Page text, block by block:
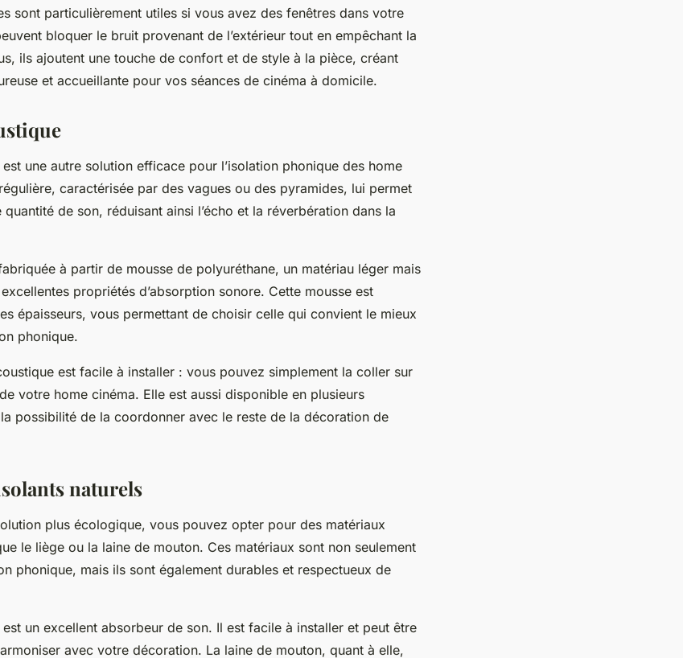
sont particulièrement utiles si vous avez des fenêtres dans votre
bloquer le bruit provenant de l’extérieur tout en empêchant la
ils ajoutent une touche de confort et de style à la pièce, créant
et accueillante pour vos séances de cinéma à domicile.
une autre solution efficace pour l’isolation phonique des home
caractérisée par des vagues ou des pyramides, lui permet
quantité de son, réduisant ainsi l’écho et la réverbération dans la
à partir de mousse de polyuréthane, un matériau léger mais
propriétés d’absorption sonore. Cette mousse est
épaisseurs, vous permettant de choisir celle qui convient le mieux
phonique.
est facile à installer : vous pouvez simplement la coller sur
votre home cinéma. Elle est aussi disponible en plusieurs
possibilité de la coordonner avec le reste de la décoration de
naturels
plus écologique, vous pouvez opter pour des matériaux
le liège ou la laine de mouton. Ces matériaux sont non seulement
phonique, mais ils sont également durables et respectueux de
un excellent absorbeur de son. Il est facile à installer et peut être
avec votre décoration. La laine de mouton, quant à elle,